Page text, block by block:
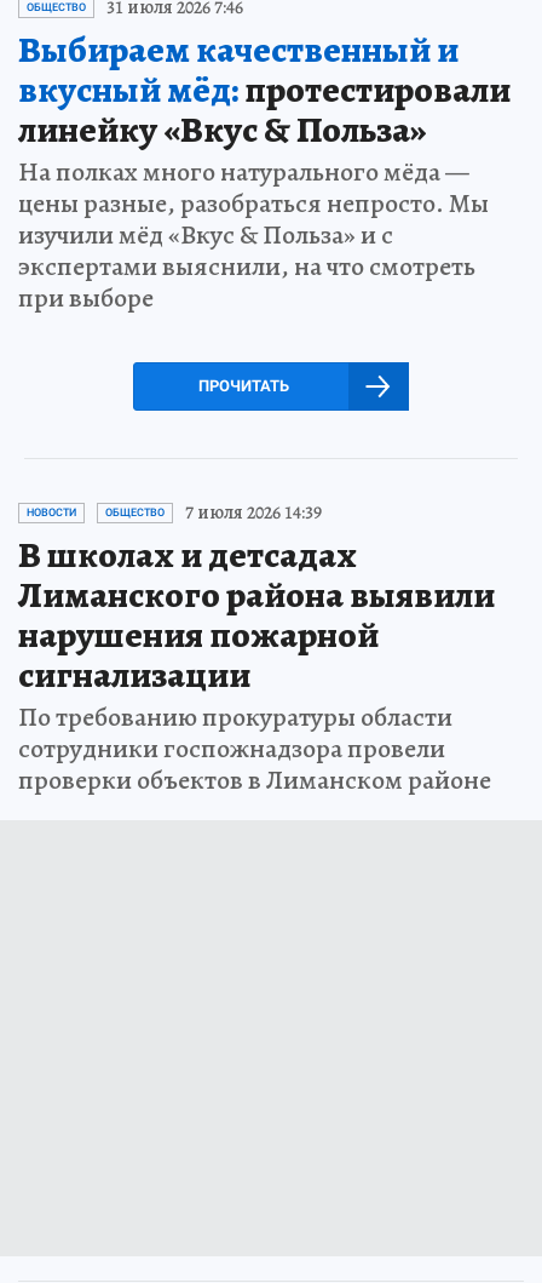
ОБЩЕСТВО 31 июля 2026 7:46
Выбираем качественный и
вкусный мёд:протестировали
линейку «Вкус & Польза»
На полках много натурального мёда —
цены разные, разобраться непросто. Мы
изучили мёд «Вкус & Польза» и с
экспертами выяснили, на что смотреть
при выборе
ПРОЧИТАТЬ
НОВОСТИ ОБЩЕСТВО 7 июля 2026 14:39
В школах и детсадах
Лиманского района выявили
нарушения пожарной
сигнализации
По требованию прокуратуры области
сотрудники госпожнадзора провели
проверки объектов в Лиманском районе